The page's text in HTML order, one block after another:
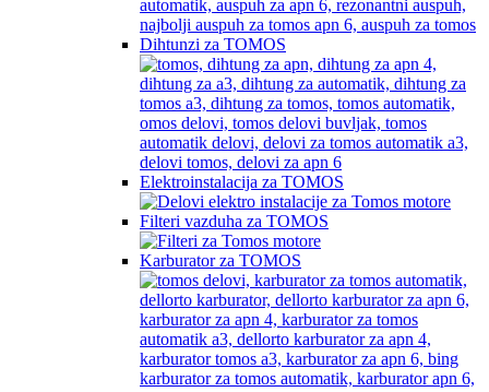
Dihtunzi za TOMOS
Elektroinstalacija za TOMOS
Filteri vazduha za TOMOS
Karburator za TOMOS